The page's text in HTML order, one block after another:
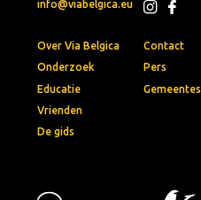
info@viabelgica.eu
Over Via Belgica
Onderzoek
Educatie
Vrienden
De gids
Contact
Pers
Gemeentes